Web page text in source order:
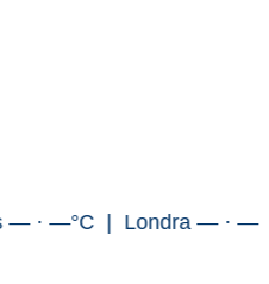
| Londra — ·